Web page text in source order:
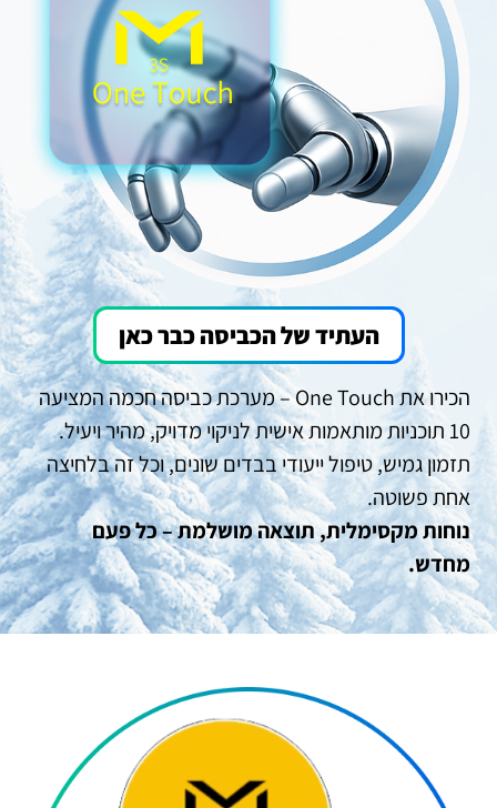
העתיד של הכביסה כבר כאן
הכירו את One Touch – מערכת כביסה חכמה המציעה
10 תוכניות מותאמות אישית לניקוי מדויק, מהיר ויעיל.
תזמון גמיש, טיפול ייעודי בבדים שונים, וכל זה בלחיצה
אחת פשוטה.
נוחות מקסימלית, תוצאה מושלמת – כל פעם
מחדש.